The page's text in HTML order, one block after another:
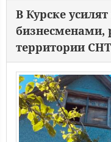
В Курске
территории СНТ